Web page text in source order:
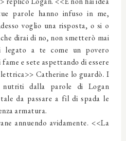
parole hanno infuso in me,
voglio una risposta, o si o
dirai di no, non smetterò mai
a te come un povero
e sete aspettando di essere
Catherine lo guardò. I
dalla parole di Logan
da passare a fil di spada le
armatura.
annuendo avidamente. <<La